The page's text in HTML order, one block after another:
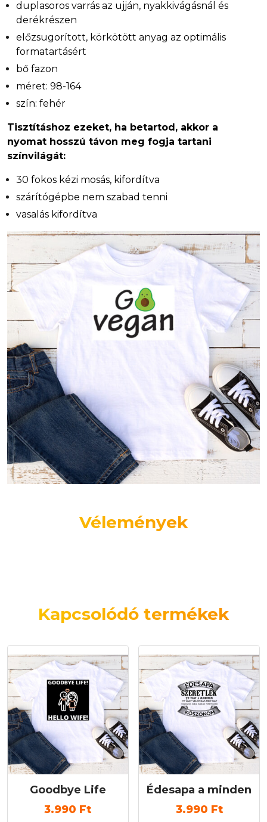
duplasoros varrás az ujján, nyakkivágásnál és
derékrészen
előzsugorított, körkötött anyag az optimális
formatartásért
bő fazon
méret: 98-164
szín: fehér
Tisztításhoz ezeket, ha betartod, akkor a
nyomat hosszú távon meg fogja tartani
színvilágát:
30 fokos kézi mosás, kifordítva
szárítógépbe nem szabad tenni
vasalás kifordítva
Vélemények
Kapcsolódó termékek
Goodbye Life
3.990 Ft
Édesapa a minden
3.990 Ft